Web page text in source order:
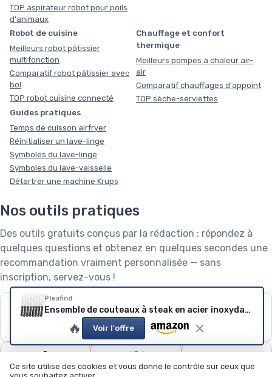
Pleafind
Ensemble de couteaux à steak en acier inoxydable (8 pcs)
🔥 Voir l'offre
TOP aspirateur robot pour poils
d'animaux
Robot de cuisine
Meilleurs robot pâtissier
multifonction
Comparatif robot pâtissier avec
bol
TOP robot cuisine connecté
Chauffage et confort
thermique
Meilleurs pompes à chaleur air-
air
Comparatif chauffages d'appoint
TOP sèche-serviettes
Guides pratiques
Temps de cuisson airfryer
Réinitialiser un lave-linge
Symboles du lave-linge
Symboles du lave-vaisselle
Détartrer une machine Krups
Nos outils pratiques
Des outils gratuits conçus par la rédaction : répondez à
quelques questions et obtenez en quelques secondes une
recommandation vraiment personnalisée — sans
inscription, servez-vous !
❄️
Puissance de
🧺
Capacité de lave-
linge
🌱
🧹
Quel aspirateur
🍽️
Configurateur lave-
🏊
Quel robot piscine ?
Ce site utilise des cookies et vous donne le contrôle sur ceux que